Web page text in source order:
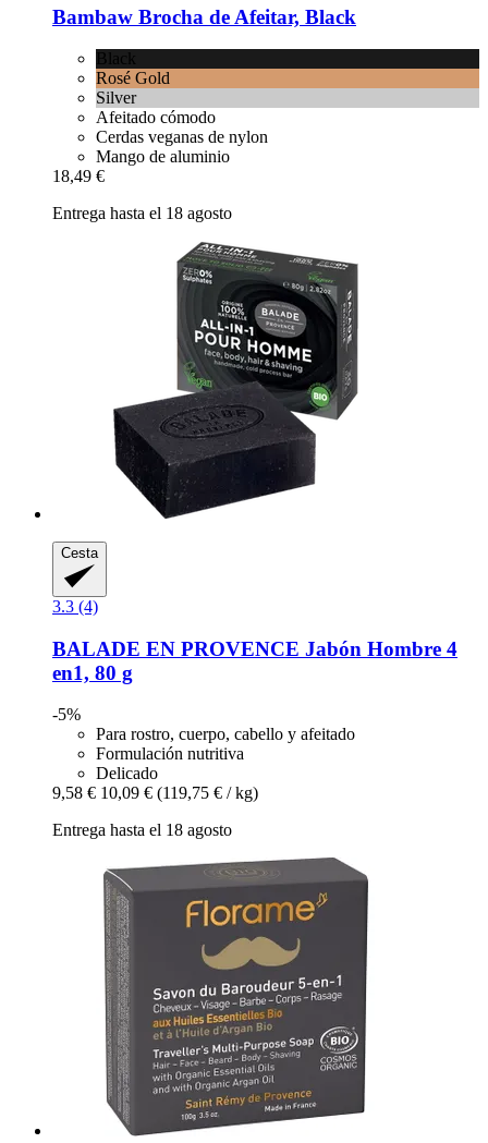
Bambaw Brocha de Afeitar, Black
Black
Rosé Gold
Silver
Afeitado cómodo
Cerdas veganas de nylon
Mango de aluminio
18,49 €
Entrega hasta el 18 agosto
Cesta
3.3 (4)
BALADE EN PROVENCE Jabón Hombre 4
en1, 80 g
-5%
Para rostro, cuerpo, cabello y afeitado
Formulación nutritiva
Delicado
9,58 € 10,09 € (119,75 € / kg)
Entrega hasta el 18 agosto